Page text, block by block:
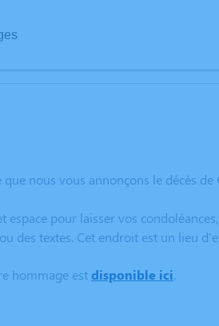
que nous vous annonçons le décès
espace pour laisser vos
des textes. Cet endroit est un lieu
hommage estdisponible ici.